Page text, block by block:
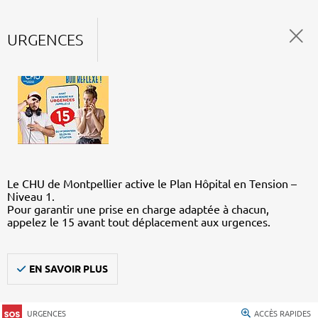
URGENCES
Le CHU de Montpellier active le Plan Hôpital en Tension –
Niveau 1.
Pour garantir une prise en charge adaptée à chacun,
appelez le 15 avant tout déplacement aux urgences.
EN SAVOIR PLUS
URGENCES ACCÈS RAPIDES